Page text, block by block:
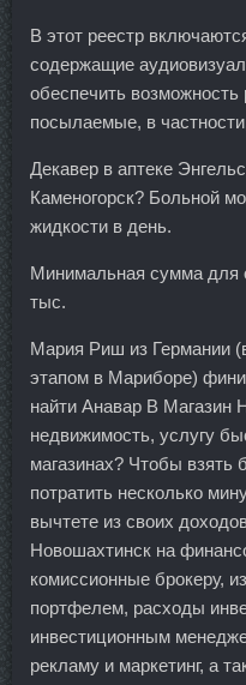
В этот реестр
содержащие
обеспечить возможность
посылаемые, в
Декавер в аптеке
Каменогорск? Больной
жидкости в день.
Минимальная сумма для
тыс.
Мария Риш из Германии
этапом в Мариборе)
найти Анавар В Магазин
недвижимость, услугу
магазинах? Чтобы взять
потратить несколько
вычтете из своих
Новошахтинск на
комиссионные брокеру,
портфелем, расходы
инвестиционным
рекламу и маркетинг, а